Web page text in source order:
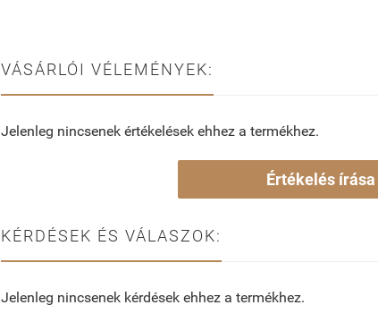
VÁSÁRLÓI VÉLEMÉNYEK:
Jelenleg nincsenek értékelések ehhez a termékhez.
Értékelés írása
KÉRDÉSEK ÉS VÁLASZOK:
Jelenleg nincsenek kérdések ehhez a termékhez.